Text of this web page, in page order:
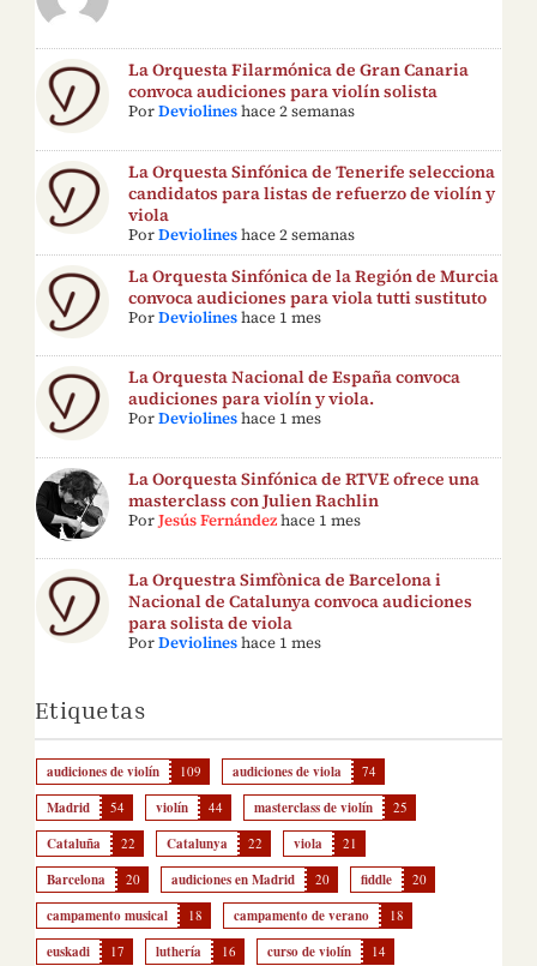
La Orquesta Filarmónica de Gran Canaria
convoca audiciones para violín solista
PorDeviolines hace 2 semanas
La Orquesta Sinfónica de Tenerife selecciona
candidatos para listas de refuerzo de violín y
viola
PorDeviolines hace 2 semanas
La Orquesta Sinfónica de la Región de Murcia
convoca audiciones para viola tutti sustituto
PorDeviolines hace 1 mes
La Orquesta Nacional de España convoca
audiciones para violín y viola.
PorDeviolines hace 1 mes
La Oorquesta Sinfónica de RTVE ofrece una
masterclass con Julien Rachlin
PorJesús Fernández hace 1 mes
La Orquestra Simfònica de Barcelona i
Nacional de Catalunya convoca audiciones
para solista de viola
PorDeviolines hace 1 mes
Etiquetas
audiciones de violín 109 audiciones de viola 74
Madrid 54 violín 44 masterclass de violín 25
Cataluña 22 Catalunya 22 viola 21
Barcelona 20 audiciones en Madrid 20 fiddle 20
campamento musical 18 campamento de verano 18
euskadi 17 luthería 16 curso de violín 14